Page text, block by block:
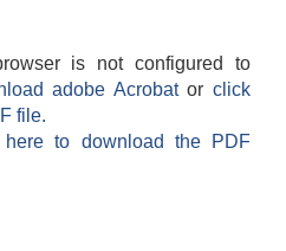
is not configured to
adobe Acrobatorclick
file.
here to download the PDF